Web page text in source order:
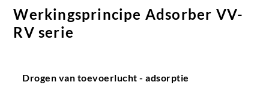
Werkingsprincipe Adsorber VV-
RV serie
Drogen van toevoerlucht - adsorptie